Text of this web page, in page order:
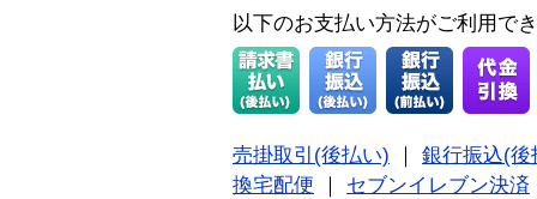
以下のお支払い方法がご利用で
売掛取引(後払い)
銀行振込(後
換宅配便
セブンイレブン決済